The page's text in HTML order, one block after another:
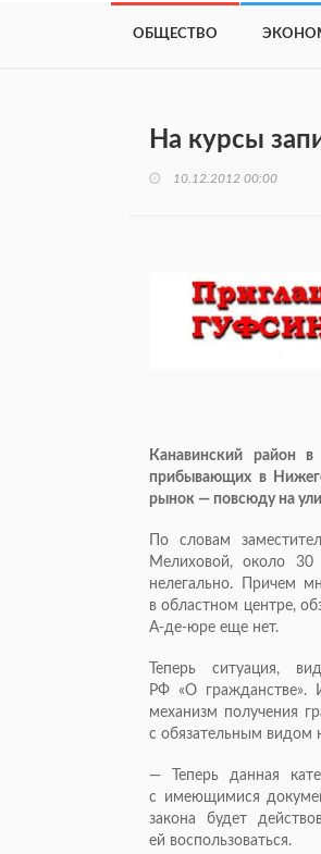
ОБЩЕСТВО
На курсы
10.12.2012 00:00
Канавинский район
прибывающих в
рынок — повсюду на
По словам
Мелиховой, около 30
нелегально. Причем
в областном центре,
А-де-юре еще нет.
Теперь ситуация,
РФ «О гражданстве».
механизм получения
с обязательным видом
— Теперь данная
с имеющимися
закона будет
ей воспользоваться.